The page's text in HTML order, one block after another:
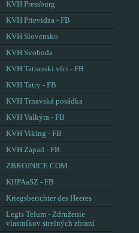
KVH Pressburg
KVH Prievidza - FB
KVH Slovensko
KVH Svoboda
KVH Tatranskí vlci - FB
KVH Tatry - FB
KVH Trnavská posádka
KVH Valkýra - FB
KVH Viking - FB
KVH Západ - FB
ZBROJNICE.COM
KHPAaSZ - FB
Kriegsberichter des Heeres
Legis Telum - Združenie
vlastníkov strelných zbraní